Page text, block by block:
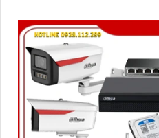
trường khắc nghiệt